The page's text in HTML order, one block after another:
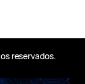
reservados.